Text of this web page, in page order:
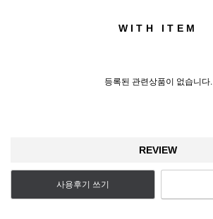
WITH ITEM
등록된 관련상품이 없습니다.
REVIEW
사용후기 쓰기